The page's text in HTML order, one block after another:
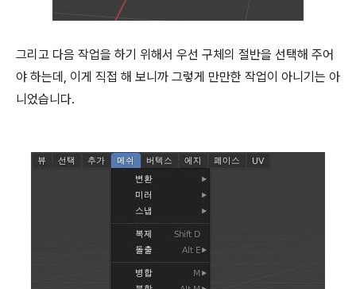
그리고 다음 작업을 하기 위해서 우선 구체의 절반을 선택해 주어
야 하는데, 이게 직접 해 보니까 그렇게 만만한 작업이 아니기는 아
니었습니다.